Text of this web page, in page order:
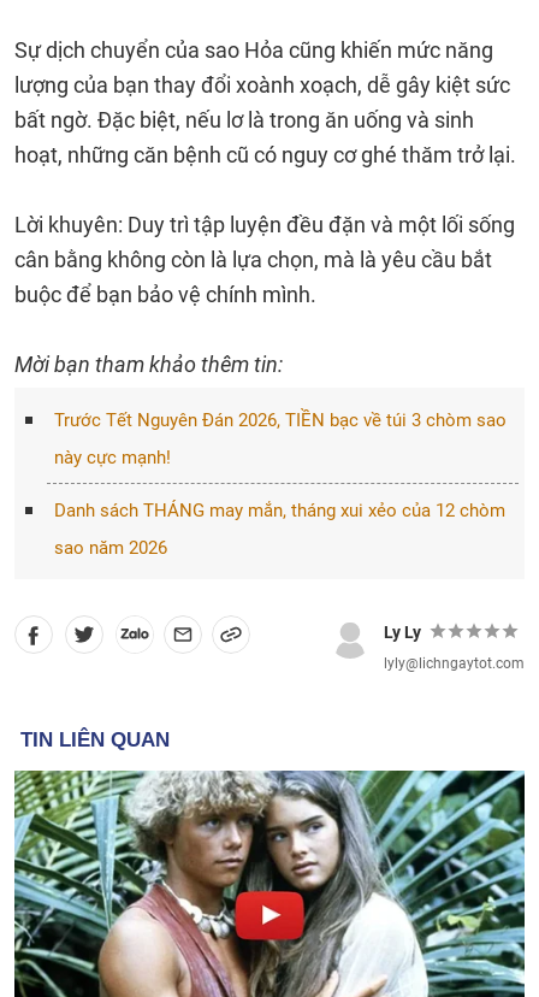
Sự dịch chuyển của sao Hỏa cũng khiến mức năng
lượng của bạn thay đổi xoành xoạch, dễ gây kiệt sức
bất ngờ. Đặc biệt, nếu lơ là trong ăn uống và sinh
hoạt, những căn bệnh cũ có nguy cơ ghé thăm trở lại.
Lời khuyên: Duy trì tập luyện đều đặn và một lối sống
cân bằng không còn là lựa chọn, mà là yêu cầu bắt
buộc để bạn bảo vệ chính mình.
Mời bạn tham khảo thêm tin:
Trước Tết Nguyên Đán 2026, TIỀN bạc về túi 3 chòm sao
này cực mạnh!
Danh sách THÁNG may mắn, tháng xui xẻo của 12 chòm
sao năm 2026
Ly Ly
lyly@lichngaytot.com